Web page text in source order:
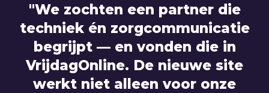
"We zochten een partner die
techniek én zorgcommunicatie
begrijpt — en vonden die in
VrijdagOnline. De nieuwe site
werkt niet alleen voor onze